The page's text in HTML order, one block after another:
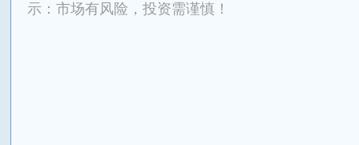
示：市场有风险，投资需谨慎！